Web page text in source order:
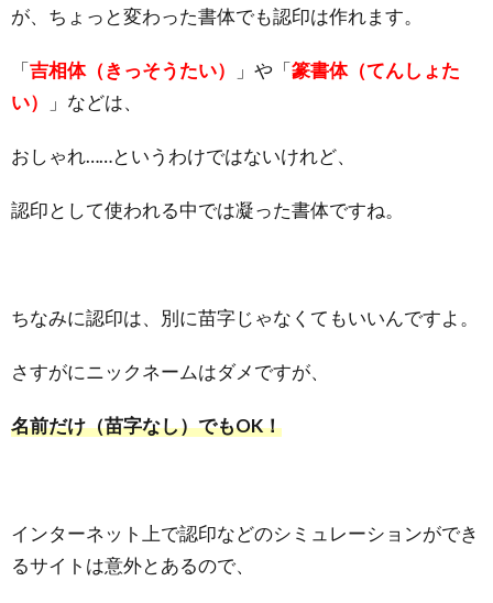
が、ちょっと変わった書体でも認印は作れます。
「吉相体（きっそうたい） 」や「篆書体（てんしょた
い）
」などは、
おしゃれ……というわけではないけれど、
認印として使われる中では凝った書体ですね。
ちなみに認印は、別に苗字じゃなくてもいいんですよ。
さすがにニックネームはダメですが、
名前だけ（苗字なし）でもOK！
インターネット上で認印などのシミュレーションができ
るサイトは意外とあるので、